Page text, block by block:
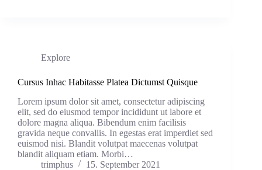
Explore
Cursus Inhac Habitasse Platea Dictumst Quisque
Lorem ipsum dolor sit amet, consectetur adipiscing
elit, sed do eiusmod tempor incididunt ut labore et
dolore magna aliqua. Bibendum enim facilisis
gravida neque convallis. In egestas erat imperdiet sed
euismod nisi. Blandit volutpat maecenas volutpat
blandit aliquam etiam. Morbi…
trimphus
15. September 2021